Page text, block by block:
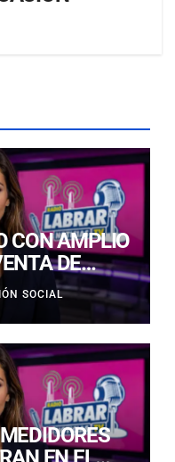
CON AMPLIO
DE
SOCIAL